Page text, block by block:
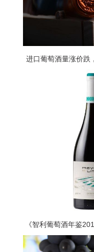
进口葡萄酒量涨价跌
《智利葡萄酒年鉴
获“最